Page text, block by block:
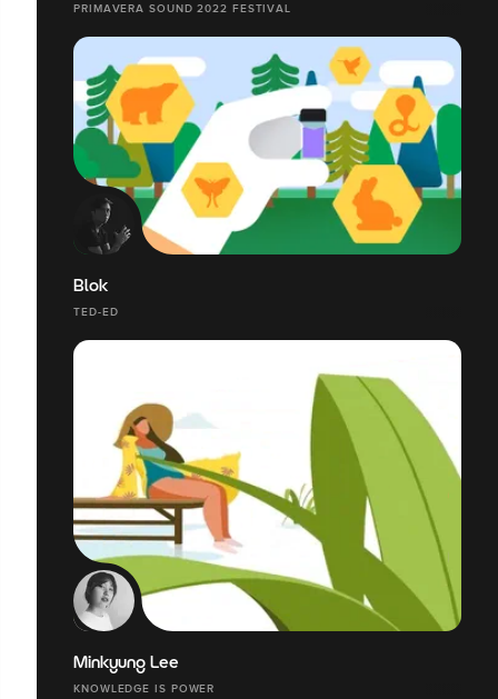
PRIMAVERA SOUND 2022 FESTIVAL
Blok
TED-ED
Minkyung Lee
KNOWLEDGE IS POWER